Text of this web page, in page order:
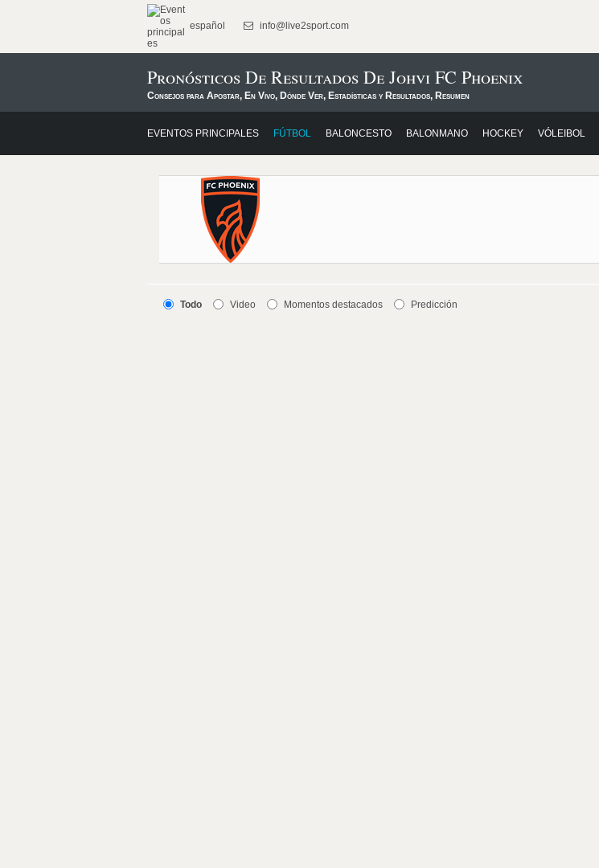
español info@live2sport.com
Pronósticos De Resultados De Johvi FC Phoenix
Consejos para Apostar, En Vivo, Dónde Ver, Estadísticas y Resultados, Resumen
EVENTOS PRINCIPALES FÚTBOL BALONCESTO BALONMANO HOCKEY VÓLEIBOL
Todo Video Momentos destacados Predicción